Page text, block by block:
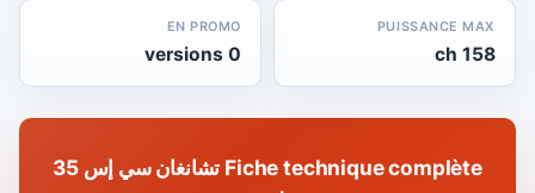
PUISSANCE MAX
158 ch
EN PROMO
0 versions
Fiche technique complète تشانغان سي إس 35